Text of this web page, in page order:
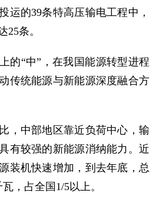
运的39条特高压输电工程中，
25条。
“中”，在我国能源转型进程
传统能源与新能源深度融合方
中部地区靠近负荷中心，输
有较强的新能源消纳能力。近
装机快速增加，到去年底，总
，占全国1/5以上。